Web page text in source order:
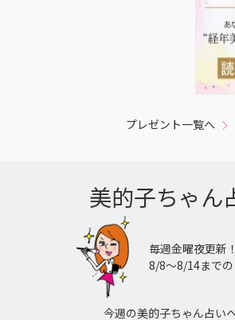
プレゼント一覧へ
美的子ちゃん
毎週金曜夜更新！
8/8〜8/14までの
今週の美的子ちゃん占い